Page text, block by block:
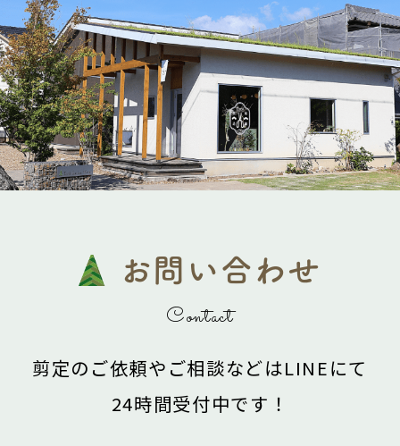
お問い合わせ
Contact
剪定のご依頼やご相談などはLINEにて
24時間受付中です！